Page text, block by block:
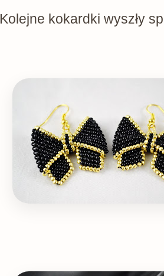
Kolejne kokardki wyszły